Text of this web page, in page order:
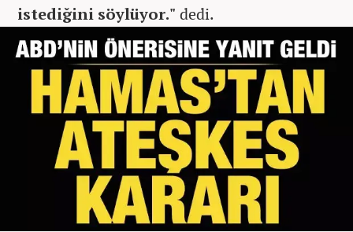
istediğini söylüyor." dedi.